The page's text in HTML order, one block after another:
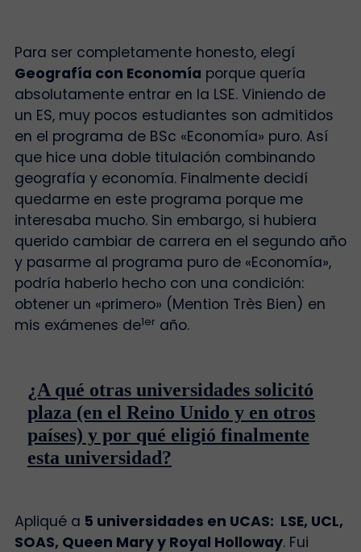
Para ser completamente honesto, elegí
Geografía con Economía porque quería
absolutamente entrar en la LSE. Viniendo de
un ES, muy pocos estudiantes son admitidos
en el programa de BSc «Economía» puro. Así
que hice una doble titulación combinando
geografía y economía. Finalmente decidí
quedarme en este programa porque me
interesaba mucho. Sin embargo, si hubiera
querido cambiar de carrera en el segundo año
y pasarme al programa puro de «Economía»,
podría haberlo hecho con una condición:
obtener un «primero» (Mention Très Bien) en
mis exámenes de1eraño.
¿A qué otras universidades solicitó
plaza (en el Reino Unido y en otros
países) y por qué eligió finalmente
esta universidad?
Apliqué a 5 universidades en UCAS: LSE, UCL,
SOAS, Queen Mary y Royal Holloway. Fui